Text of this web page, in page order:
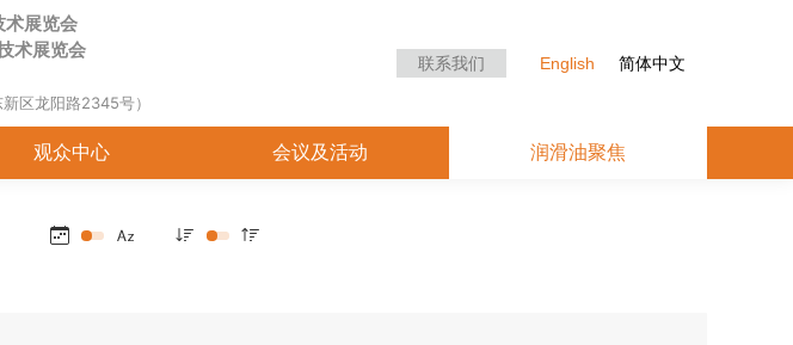
展览会
术展览会
区龙阳路2345号）
联系我们 English 简体中文
观众中心 会议及活动 润滑油聚焦
展商中心